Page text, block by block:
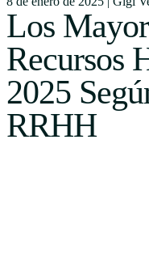
Español
Los
Recursos
2025
RRHH